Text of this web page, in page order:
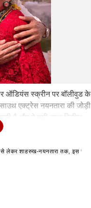
ऑडियंस स्क्रीन पर बॉलीवुड के
एक्ट्रेस नयनतारा की जोड़ी
है और ये इसी साल रिलीज
लेकर शाहरुख-नयनतारा तक, इस साल